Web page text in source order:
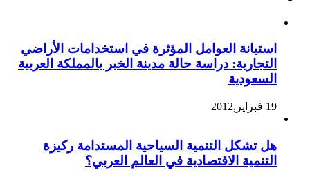
استبانة العوامل المؤثرة في استخدامات الأراضي
التجارية: دراسة حالة مدينة الخبر بالمملكة العربية
السعودية
19 فبراير,2012
هل تشكل التنمية السياحية المستدامة ركيزة
التنمية الاقتصادية في العالم العربي؟